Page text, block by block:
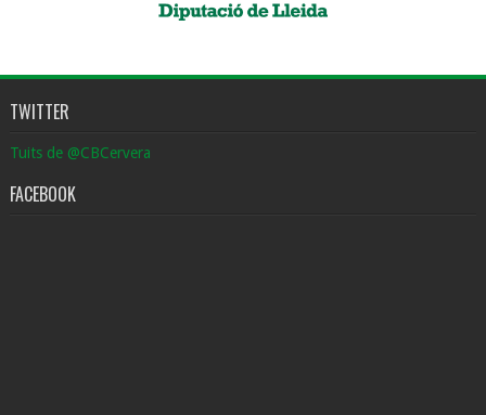
TWITTER
Tuits de @CBCervera
FACEBOOK